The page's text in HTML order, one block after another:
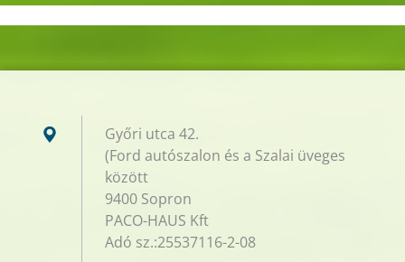
Győri utca 42.
(Ford autószalon és a Szalai üveges
között
9400 Sopron
PACO-HAUS Kft
Adó sz.:25537116-2-08